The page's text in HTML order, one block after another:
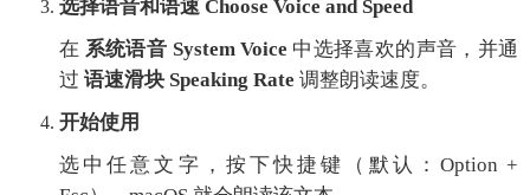
选择语音和语速 Choose Voice and Speed
在 系统语音 System Voice 中选择喜欢的声音，并通
过 语速滑块 Speaking Rate 调整朗读速度。
开始使用
选中任意文字，按下快捷键（默认：Option +